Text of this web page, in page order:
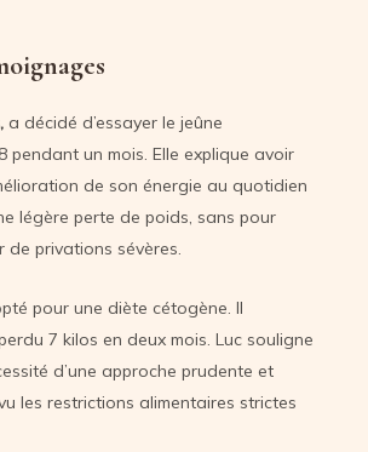
a décidé d’essayer le jeûne
pendant un mois. Elle explique avoir
de son énergie au quotidien
légère perte de poids, sans pour
de privations sévères.
pour une diète cétogène. Il
7 kilos en deux mois. Luc souligne
d’une approche prudente et
les restrictions alimentaires strictes